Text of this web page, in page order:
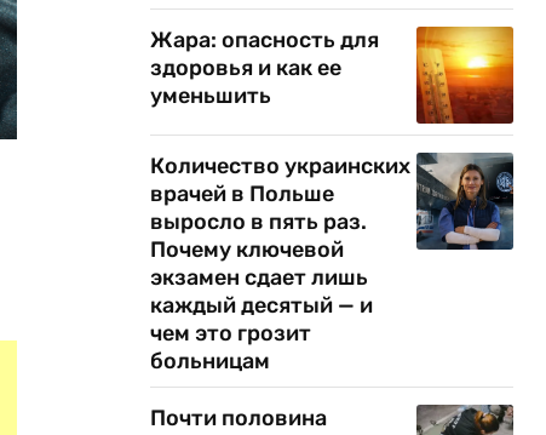
Жара: опасность для
здоровья и как ее
уменьшить
Количество украинских
врачей в Польше
выросло в пять раз.
Почему ключевой
экзамен сдает лишь
каждый десятый — и
чем это грозит
больницам
Почти половина